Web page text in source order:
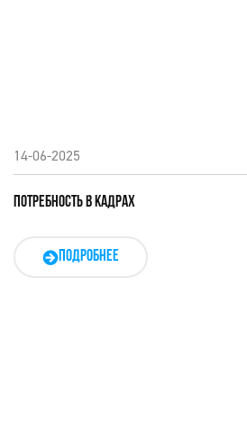
14-06-2025
ПОТРЕБНОСТЬ В КАДРАХ
ПОДРОБНЕЕ